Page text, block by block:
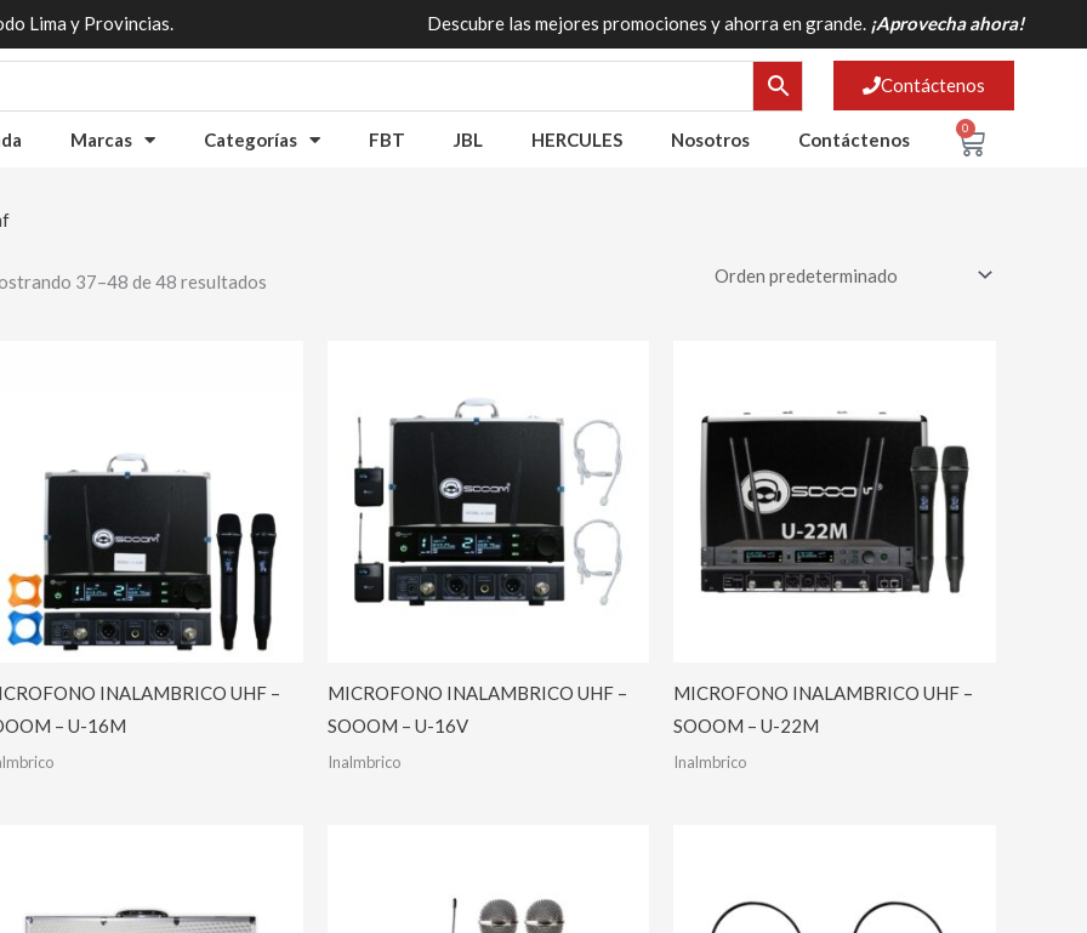
Lima y Provincias. Descubre las mejores promociones y ahorra en grande. ¡Aprovecha ahora!
Contáctenos
Marcas Categorías FBT JBL HERCULES Nosotros Contáctenos
0 Cart
37–48 de 48 resultados
INALAMBRICO UHF –
– U-16M
MICROFONO INALAMBRICO UHF –
SOOOM – U-16V
Inalmbrico
MICROFONO INALAMBRICO UHF –
SOOOM – U-22M
Inalmbrico